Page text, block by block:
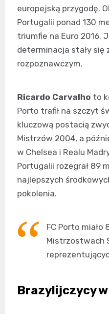
europejską przygodę.
Portugalii ponad 130
triumfie na Euro 2016.
determinacja stały się
rozpoznawczym.
Ricardo Carvalho to
Porto trafił na szczyt
kluczową postacią
Mistrzów 2004, a
w Chelsea i Realu
Portugalii rozegrał 89
najlepszych
pokolenia.
FC Porto miało
Mistrzostwach
Brazylijczycy